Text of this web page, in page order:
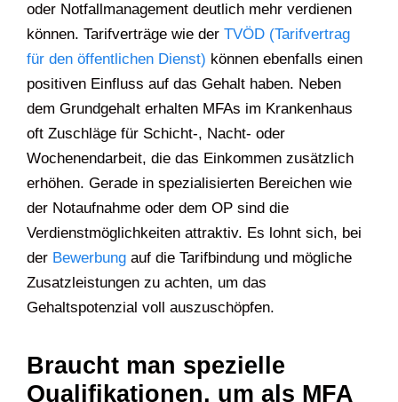
oder Notfallmanagement deutlich mehr verdienen
können. Tarifverträge wie der TVÖD (Tarifvertrag
für den öffentlichen Dienst) können ebenfalls einen
positiven Einfluss auf das Gehalt haben. Neben
dem Grundgehalt erhalten MFAs im Krankenhaus
oft Zuschläge für Schicht-, Nacht- oder
Wochenendarbeit, die das Einkommen zusätzlich
erhöhen. Gerade in spezialisierten Bereichen wie
der Notaufnahme oder dem OP sind die
Verdienstmöglichkeiten attraktiv. Es lohnt sich, bei
der Bewerbung auf die Tarifbindung und mögliche
Zusatzleistungen zu achten, um das
Gehaltspotenzial voll auszuschöpfen.
Braucht man spezielle
Qualifikationen, um als MFA